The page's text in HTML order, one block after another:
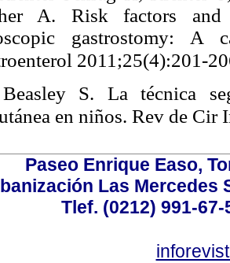
A. Risk factors and
gastrostomy:
2011;25(4):201-
S. La técnica
en niños. Rev de
Paseo Enrique Easo,
Las Mercedes
Tlef. (0212) 991-